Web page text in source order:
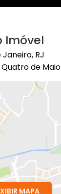
Imóvel
Janeiro, RJ
de Maio
MAPA